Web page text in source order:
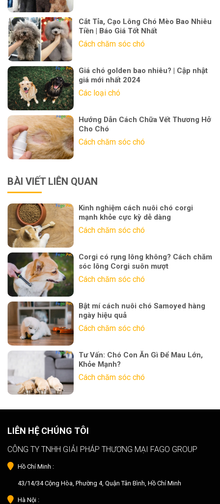
Cắt Tỉa, Cạo Lông Chó Mèo Bao Nhiêu
Tiền | Báo Giá Tốt Nhất
Cách chăm sóc chó
Giá chó golden bao nhiêu? | Cập nhật
giá mới nhất 2024
Các loại chó
Hướng Dẫn Cách Chữa Vết Thương Hở
Cho Chó
Cách chăm sóc chó
BÀI VIẾT LIÊN QUAN
Kinh nghiệm cách nuôi chó corgi
mạnh khỏe cực kỳ dễ dàng
Cách chăm sóc chó
Corgi có rụng lông không? Cách chăm
sóc lông Corgi suôn mượt
Cách chăm sóc chó
Bật mí cách nuôi chó Samoyed hàng
ngày hiệu quả
Cách chăm sóc chó
Tư Vấn: Chó Con Ăn Gì Để Mau Lớn,
Khỏe Mạnh?
Cách chăm sóc chó
LIÊN HỆ CHÚNG TÔI
CÔNG TY TNHH GIẢI PHÁP THƯƠNG MẠI FAGO GROUP
Hồ Chí Minh :
43/14/34 Cộng Hòa, Phường 4, Quận Tân Bình, Hồ Chí Minh
Hà Nội :